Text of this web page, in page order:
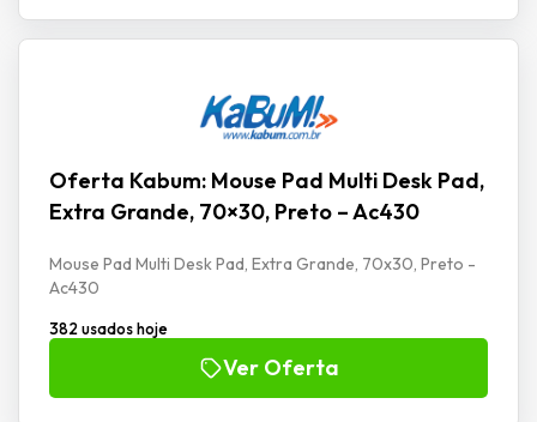
Oferta Kabum: Mouse Pad Multi Desk Pad,
Extra Grande, 70×30, Preto – Ac430
Mouse Pad Multi Desk Pad, Extra Grande, 70x30, Preto -
Ac430
382 usados hoje
Ver Oferta